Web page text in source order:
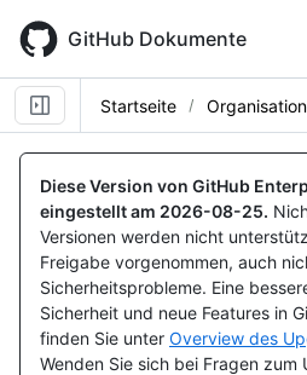
main
content
GitHub Dokumente
Startseite
Diese Version von GitHub
eingestellt am 2026-08-25.
Versionen werden nicht
Freigabe vorgenommen, auch
Sicherheitsprobleme. Eine
Sicherheit und neue Features in
finden Sie unter Overview des
Wenden Sie sich bei Fragen zum